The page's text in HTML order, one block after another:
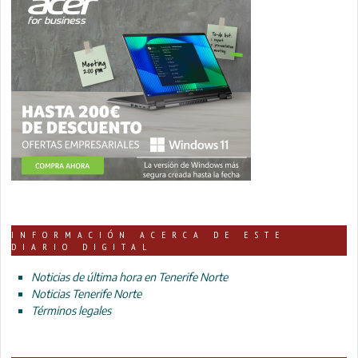
INFORMACIÓN ACERCA DE ESTE
DIARIO DIGITAL
Noticias de última hora en Tenerife Norte
Noticias Tenerife Norte
Términos legales